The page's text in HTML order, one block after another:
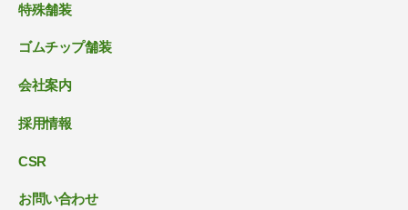
特殊舗装
ゴムチップ舗装
会社案内
採用情報
CSR
お問い合わせ